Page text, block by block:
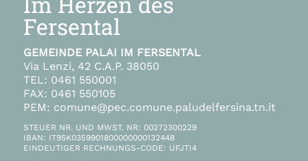
Fersental
GEMEINDE PALAI IM FERSENTAL
Via Lenzi, 42 C.A.P. 38050
TEL: 0461 550001
FAX: 0461 550105
PEM: comune@pec.comune.paludelfersina.tn.it
STEUER NR. UND MWST. NR: 00272300229
IBAN: IT95K0359901800000000132448
EINDEUTIGER RECHNUNGS-CODE: UFJTI4